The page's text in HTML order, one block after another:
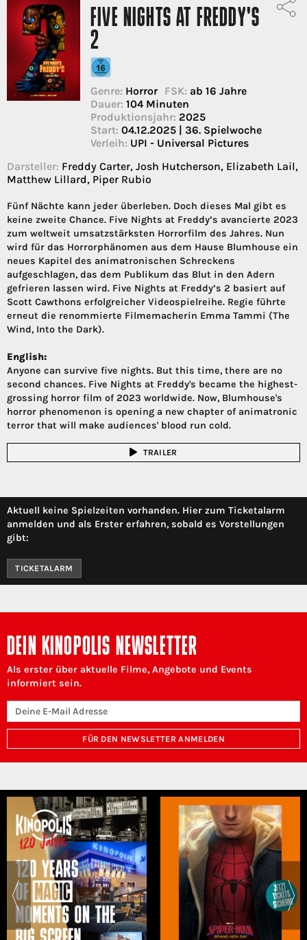
FIVE NIGHTS AT FREDDY'S
2
Genre: Horror FSK: ab 16 Jahre
Dauer: 104 Minuten
Produktionsjahr: 2025
Start: 04.12.2025 | 36. Spielwoche
Verleih: UPI - Universal Pictures
Darsteller: Freddy Carter, Josh Hutcherson, Elizabeth Lail,
Matthew Lillard, Piper Rubio
Fünf Nächte kann jeder überleben. Doch dieses Mal gibt es
keine zweite Chance. Five Nights at Freddy’s avancierte 2023
zum weltweit umsatzstärksten Horrorfilm des Jahres. Nun
wird für das Horrorphänomen aus dem Hause Blumhouse ein
neues Kapitel des animatronischen Schreckens
aufgeschlagen, das dem Publikum das Blut in den Adern
gefrieren lassen wird. Five Nights at Freddy’s 2 basiert auf
Scott Cawthons erfolgreicher Videospielreihe. Regie führte
erneut die renommierte Filmemacherin Emma Tammi (The
Wind, Into the Dark).
English:
Anyone can survive five nights. But this time, there are no
second chances. Five Nights at Freddy's became the highest-
grossing horror film of 2023 worldwide. Now, Blumhouse's
horror phenomenon is opening a new chapter of animatronic
terror that will make audiences' blood run cold.
TRAILER
Aktuell keine Spielzeiten vorhanden. Hier zum Ticketalarm
anmelden und als Erster erfahren, sobald es Vorstellungen
gibt:
TICKETALARM
DEIN KINOPOLIS NEWSLETTER
Als erster über aktuelle Filme, Angebote und Events
informiert sein.
FÜR DEN NEWSLETTER ANMELDEN